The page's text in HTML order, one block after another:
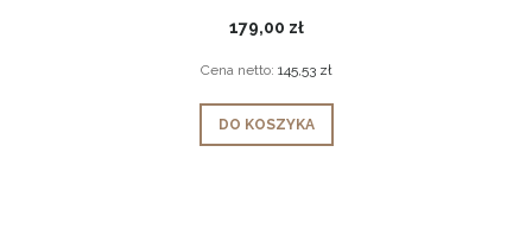
179,00 zł
Cena netto: 145,53 zł
DO KOSZYKA